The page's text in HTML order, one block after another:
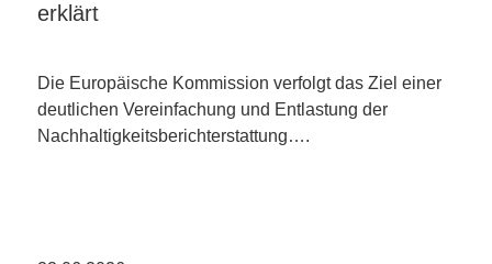
erklärt
Die Europäische Kommission verfolgt das Ziel einer
deutlichen Vereinfachung und Entlastung der
Nachhaltigkeitsberichterstattung….